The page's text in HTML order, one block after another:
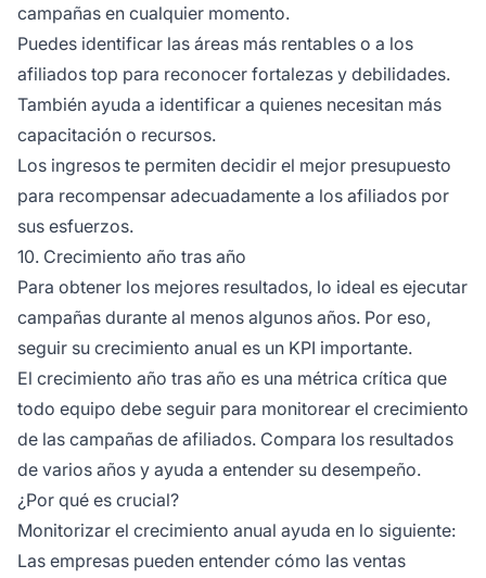
campañas en cualquier momento.
Puedes identificar las áreas más rentables o a los
afiliados top para reconocer fortalezas y debilidades.
También ayuda a identificar a quienes necesitan más
capacitación o recursos.
Los ingresos te permiten decidir el mejor presupuesto
para recompensar adecuadamente a los afiliados por
sus esfuerzos.
10. Crecimiento año tras año
Para obtener los mejores resultados, lo ideal es ejecutar
campañas durante al menos algunos años. Por eso,
seguir su crecimiento anual es un KPI importante.
El crecimiento año tras año es una métrica crítica que
todo equipo debe seguir para monitorear el crecimiento
de las campañas de afiliados. Compara los resultados
de varios años y ayuda a entender su desempeño.
¿Por qué es crucial?
Monitorizar el crecimiento anual ayuda en lo siguiente:
Las empresas pueden entender cómo las ventas